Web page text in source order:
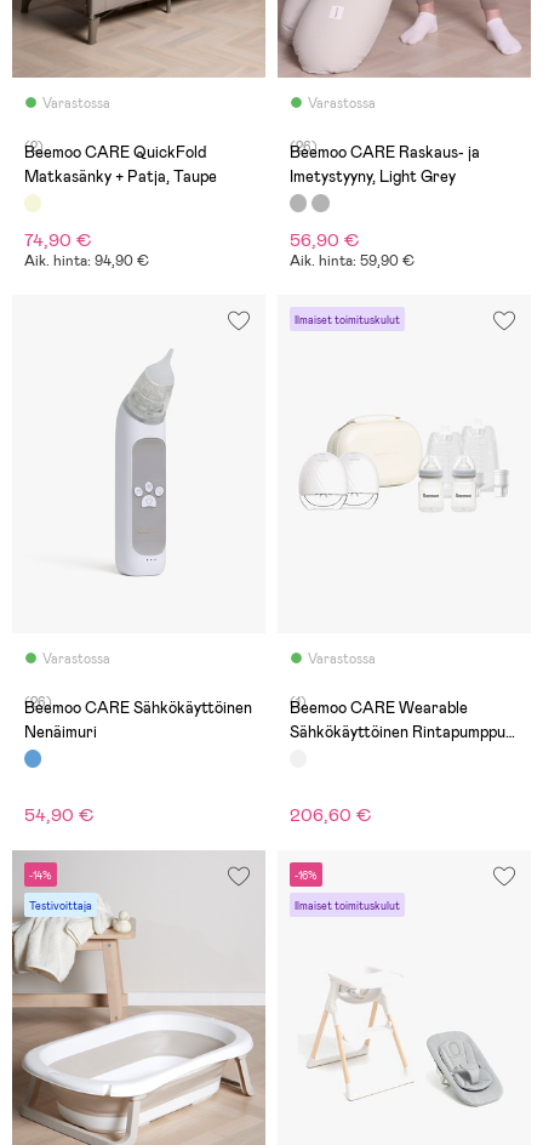
Varastossa
(2)
Beemoo CARE QuickFold
Matkasänky + Patja, Taupe
74,90 €
Aik. hinta: 94,90 €
Varastossa
(26)
Beemoo CARE Raskaus- ja
Imetystyyny, Light Grey
56,90 €
Aik. hinta: 59,90 €
Varastossa
(26)
Beemoo CARE Sähkökäyttöinen
Nenäimuri
54,90 €
Ilmaiset toimituskulut
Varastossa
(1)
Beemoo CARE Wearable
Sähkökäyttöinen Rintapumppu
206,60 €
-14%
Testivoittaja
-16%
Ilmaiset toimituskulut